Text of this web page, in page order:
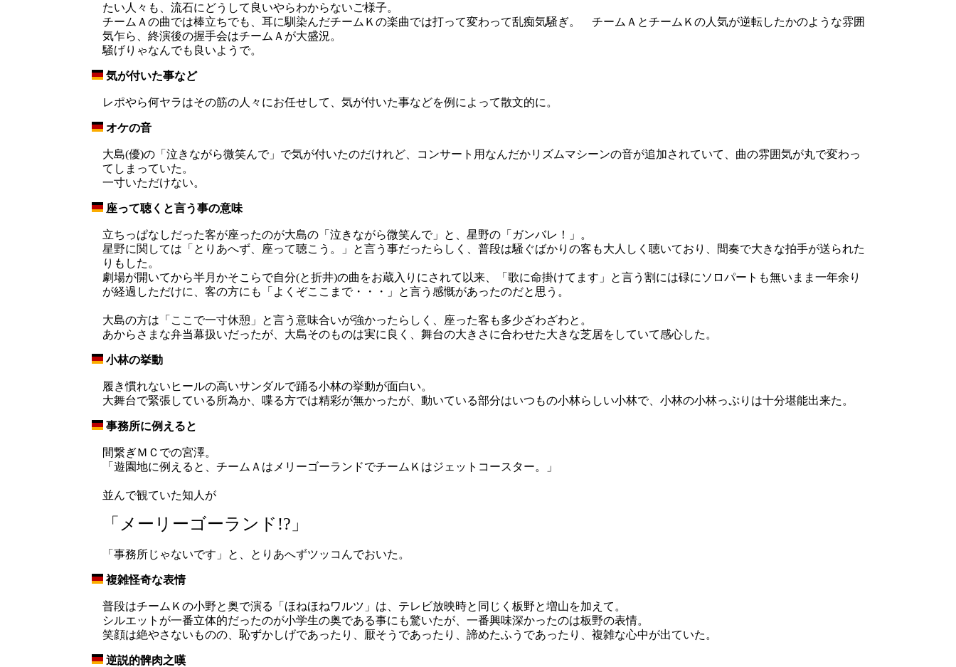
たい人々も、流石にどうして良いやらわからないご様子。
チームＡの曲では棒立ちでも、耳に馴染んだチームＫの楽曲では打って変わって乱痴気騒ぎ。 チームＡとチームＫの人気が逆転したかのような雰囲
気乍ら、終演後の握手会はチームＡが大盛況。
騒げりゃなんでも良いようで。
気が付いた事など
レポやら何ヤラはその筋の人々にお任せして、気が付いた事などを例によって散文的に。
オケの音
大島(優)の「泣きながら微笑んで」で気が付いたのだけれど、コンサート用なんだかリズムマシーンの音が追加されていて、曲の雰囲気が丸で変わっ
てしまっていた。
一寸いただけない。
座って聴くと言う事の意味
立ちっぱなしだった客が座ったのが大島の「泣きながら微笑んで」と、星野の「ガンバレ！」。
星野に関しては「とりあへず、座って聴こう。」と言う事だったらしく、普段は騒ぐばかりの客も大人しく聴いており、間奏で大きな拍手が送られた
りもした。
劇場が開いてから半月かそこらで自分(と折井)の曲をお蔵入りにされて以来、「歌に命掛けてます」と言う割には碌にソロパートも無いまま一年余り
が経過しただけに、客の方にも「よくぞここまで・・・」と言う感慨があったのだと思う。
大島の方は「ここで一寸休憩」と言う意味合いが強かったらしく、座った客も多少ざわざわと。
あからさまな弁当幕扱いだったが、大島そのものは実に良く、舞台の大きさに合わせた大きな芝居をしていて感心した。
小林の挙動
履き慣れないヒールの高いサンダルで踊る小林の挙動が面白い。
大舞台で緊張している所為か、喋る方では精彩が無かったが、動いている部分はいつもの小林らしい小林で、小林の小林っぷりは十分堪能出来た。
事務所に例えると
間繋ぎＭＣでの宮澤。
「遊園地に例えると、チームＡはメリーゴーランドでチームＫはジェットコースター。」
並んで観ていた知人が
「メーリーゴーランド!?」
「事務所じゃないです」と、とりあへずツッコんでおいた。
複雑怪奇な表情
普段はチームＫの小野と奥で演る「ほねほねワルツ」は、テレビ放映時と同じく板野と増山を加えて。
シルエットが一番立体的だったのが小学生の奥である事にも驚いたが、一番興味深かったのは板野の表情。
笑顔は絶やさないものの、恥ずかしげであったり、厭そうであったり、諦めたふうであったり、複雑な心中が出ていた。
逆説的髀肉之嘆